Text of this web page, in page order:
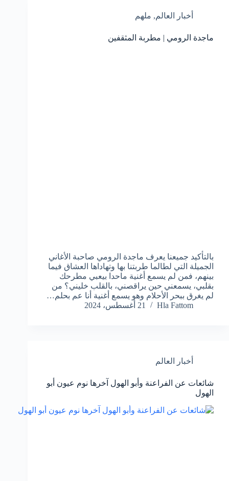
أخبار العالم, ملهم
ماجدة الرومي | مطربة المثقفين
بالتأكيد جميعنا يعرف ماجدة الرومي صاحبة الأغاني
الجميلة التي لطالما طربتنا بها وتهاداها العشاق فيما
بينهم، فمن لم يسمع أغنية ماحدا بيعبي مطرحك
بقلبي، يسمعني حين يراقصني، بالقلب خليني؟ من
لم يغرق ببحر الأحلام وهو يسمع أغنية أنا عم بحلم…
Hla Fattom
21 أغسطس، 2024
أخبار العالم
شائعات عن الفراعنة وأبو الهول آخرها نوم عيون أبو
الهول